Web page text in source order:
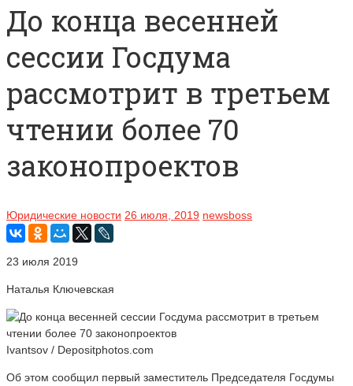
До конца весенней
сессии Госдума
рассмотрит в третьем
чтении более 70
законопроектов
Юридические новости 26 июля, 2019 newsboss
23 июля 2019
Наталья Ключевская
Ivantsov / Depositphotos.com
Об этом сообщил первый заместитель Председателя Госдумы